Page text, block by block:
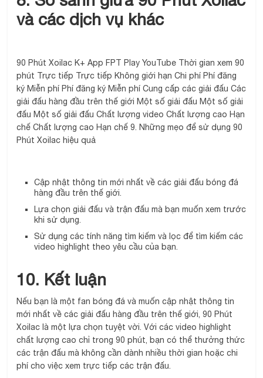
và các dịch vụ khác
90 Phút Xoilac K+ App FPT Play YouTube Thời gian xem 90
phút Trực tiếp Trực tiếp Không giới hạn Chi phí Phí đăng
ký Miễn phí Phí đăng ký Miễn phí Cung cấp các giải đấu Các
giải đấu hàng đầu trên thế giới Một số giải đấu Một số giải
đấu Một số giải đấu Chất lượng video Chất lượng cao Hạn
chế Chất lượng cao Hạn chế 9. Những mẹo để sử dụng 90
Phút Xoilac hiệu quả
Cập nhật thông tin mới nhất về các giải đấu bóng đá
hàng đầu trên thế giới.
Lựa chọn giải đấu và trận đấu mà bạn muốn xem trước
khi sử dụng.
Sử dụng các tính năng tìm kiếm và lọc để tìm kiếm các
video highlight theo yêu cầu của bạn.
10. Kết luận
Nếu bạn là một fan bóng đá và muốn cập nhật thông tin
mới nhất về các giải đấu hàng đầu trên thế giới, 90 Phút
Xoilac là một lựa chọn tuyệt vời. Với các video highlight
chất lượng cao chỉ trong 90 phút, bạn có thể thưởng thức
các trận đấu mà không cần dành nhiều thời gian hoặc chi
phí cho việc xem trực tiếp các trận đấu.